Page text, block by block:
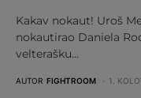
Kakav nokaut! Uroš
nokautirao Daniela
velterašku…
AUTOR FIGHTROOM 1.